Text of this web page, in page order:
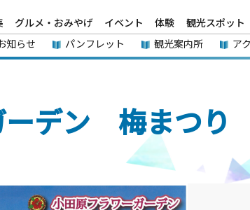
グルメ・おみやげ イベント 体験 観光スポット
知らせ
パンフレット 観光案内所 ア
ーデン 梅まつり